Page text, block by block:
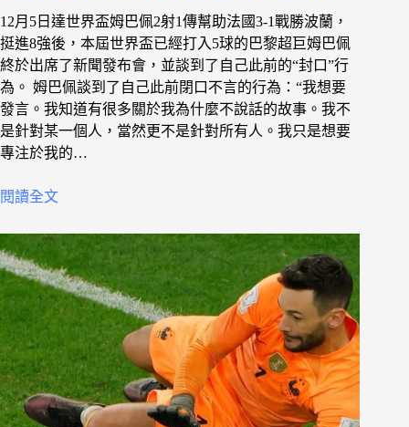
12月5日達世界盃姆巴佩2射1傳幫助法國3-1戰勝波蘭，
挺進8強後，本屆世界盃已經打入5球的巴黎超巨姆巴佩
終於出席了新聞發布會，並談到了自己此前的“封口”行
為。 姆巴佩談到了自己此前閉口不言的行為：“我想要
發言。我知道有很多關於我為什麼不說話的故事。我不
是針對某一個人，當然更不是針對所有人。我只是想要
專注於我的…
閱讀全文